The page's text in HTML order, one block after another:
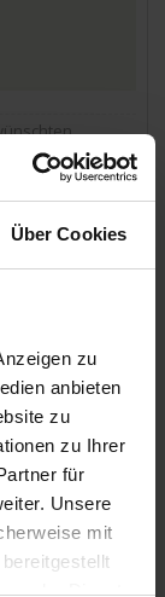
Über Cookies
zu
anbieten
zu
zu Ihrer
für
Unsere
mit
der Dienste
angegebenen
und pro Person.
die Ausflüge
zu dieser